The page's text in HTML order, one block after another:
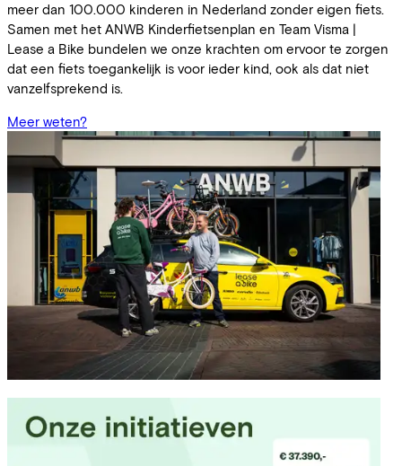
meer dan 100.000 kinderen in Nederland zonder eigen fiets.
Samen met het ANWB Kinderfietsenplan en Team Visma |
Lease a Bike bundelen we onze krachten om ervoor te zorgen
dat een fiets toegankelijk is voor ieder kind, ook als dat niet
vanzelfsprekend is.
Meer weten?